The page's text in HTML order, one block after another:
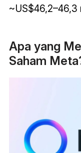
~US$46,2–46,3
Apa yang
Saham